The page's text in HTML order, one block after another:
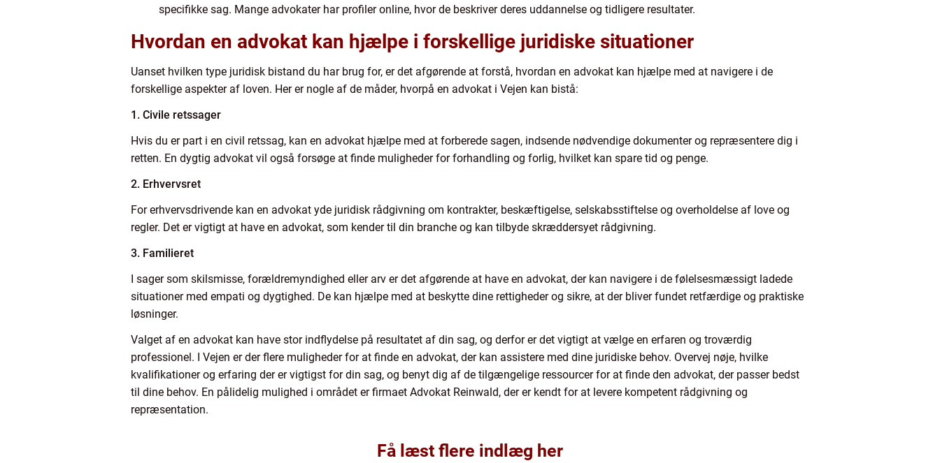
specifikke sag. Mange advokater har profiler online, hvor de beskriver deres uddannelse og tidligere resultater.
Hvordan en advokat kan hjælpe i forskellige juridiske situationer
Uanset hvilken type juridisk bistand du har brug for, er det afgørende at forstå, hvordan en advokat kan hjælpe med at navigere i de
forskellige aspekter af loven. Her er nogle af de måder, hvorpå en advokat i Vejen kan bistå:
1. Civile retssager
Hvis du er part i en civil retssag, kan en advokat hjælpe med at forberede sagen, indsende nødvendige dokumenter og repræsentere dig i
retten. En dygtig advokat vil også forsøge at finde muligheder for forhandling og forlig, hvilket kan spare tid og penge.
2. Erhvervsret
For erhvervsdrivende kan en advokat yde juridisk rådgivning om kontrakter, beskæftigelse, selskabsstiftelse og overholdelse af love og
regler. Det er vigtigt at have en advokat, som kender til din branche og kan tilbyde skræddersyet rådgivning.
3. Familieret
I sager som skilsmisse, forældremyndighed eller arv er det afgørende at have en advokat, der kan navigere i de følelsesmæssigt ladede
situationer med empati og dygtighed. De kan hjælpe med at beskytte dine rettigheder og sikre, at der bliver fundet retfærdige og praktiske
løsninger.
Valget af en advokat kan have stor indflydelse på resultatet af din sag, og derfor er det vigtigt at vælge en erfaren og troværdig
professionel. I Vejen er der flere muligheder for at finde en advokat, der kan assistere med dine juridiske behov. Overvej nøje, hvilke
kvalifikationer og erfaring der er vigtigst for din sag, og benyt dig af de tilgængelige ressourcer for at finde den advokat, der passer bedst
til dine behov. En pålidelig mulighed i området er firmaet Advokat Reinwald, der er kendt for at levere kompetent rådgivning og
repræsentation.
Få læst flere indlæg her